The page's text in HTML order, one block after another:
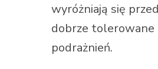
wyróżniają się
dobrze tolerowane
podrażnień.